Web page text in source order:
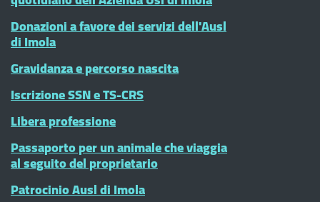
Donazioni a favore dei servizi dell'Ausl
di Imola
Gravidanza e percorso nascita
Iscrizione SSN e TS-CRS
Libera professione
Passaporto per un animale che viaggia
al seguito del proprietario
Patrocinio Ausl di Imola